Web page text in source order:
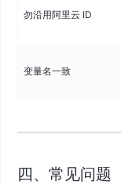
勿沿用阿里云 ID
变量名一致
四、常见问题